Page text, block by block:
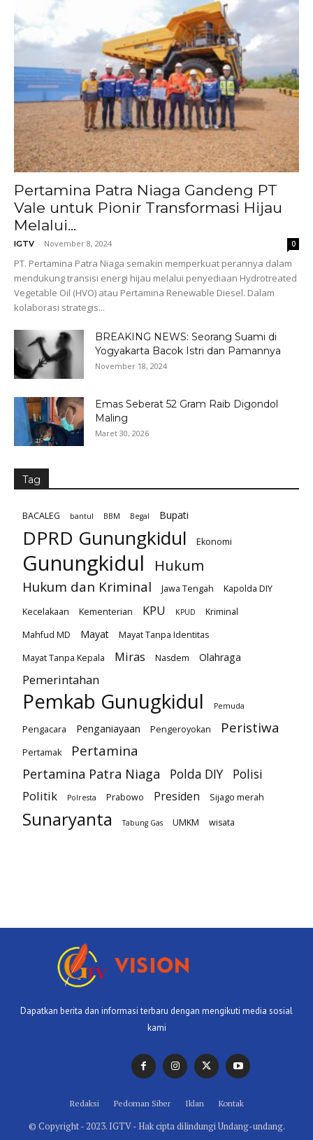
Pertamina Patra Niaga Gandeng PT
Vale untuk Pionir Transformasi Hijau
Melalui...
IGTV - November 8, 2024 0
PT. Pertamina Patra Niaga semakin memperkuat perannya dalam
mendukung transisi energi hijau melalui penyediaan Hydrotreated
Vegetable Oil (HVO) atau Pertamina Renewable Diesel. Dalam
kolaborasi strategis...
BREAKING NEWS: Seorang Suami di
Yogyakarta Bacok Istri dan Pamannya
November 18, 2024
Emas Seberat 52 Gram Raib Digondol
Maling
Maret 30, 2026
Tag
BACALEG bantul BBM Begal Bupati
DPRD Gunungkidul Ekonomi
Gunungkidul Hukum
Hukum dan Kriminal Jawa Tengah
Kapolda DIY
Kecelakaan
Kementerian KPU KPUD
Kriminal
Mahfud MD
Mayat
Mayat Tanpa Identitas
Mayat Tanpa Kepala
Miras Nasdem Olahraga
Pemerintahan
Pemkab Gunugkidul Pemuda
Pengacara Penganiayaan Pengeroyokan Peristiwa
Pertamak Pertamina
Pertamina Patra Niaga Polda DIY
Polisi
Politik
Polresta Prabowo Presiden Sijago merah
Sunaryanta Tabung Gas UMKM wisata
Dapatkan berita dan informasi terbaru dengan mengikuti media sosial
kami
Redaksi Pedoman Siber Iklan Kontak
© Copyright - 2023. IGTV - Hak cipta dilindungi Undang-undang.